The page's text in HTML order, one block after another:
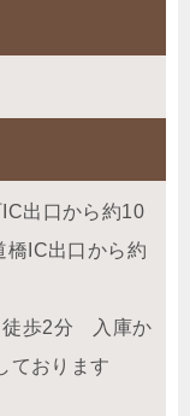
出口から約10
IC出口から約
徒歩2分 入庫か
ております